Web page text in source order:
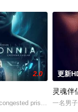
2.0
prisons full of
更新
灵魂伴
一名男